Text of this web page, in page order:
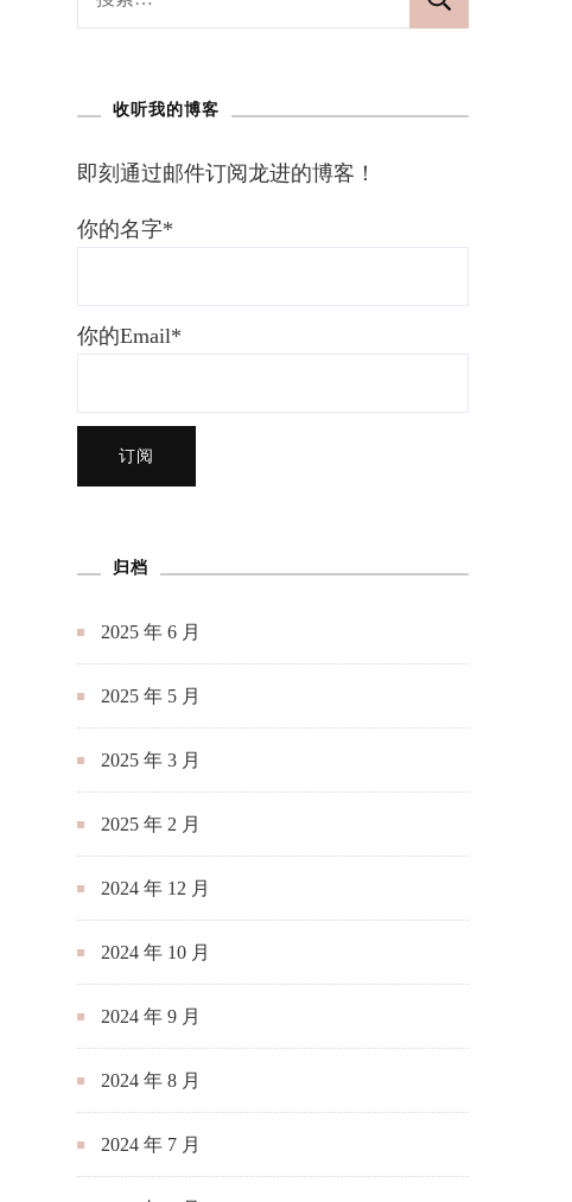
收听我的博客
即刻通过邮件订阅龙进的博客！
你的名字*
你的Email*
归档
2025 年 6 月
2025 年 5 月
2025 年 3 月
2025 年 2 月
2024 年 12 月
2024 年 10 月
2024 年 9 月
2024 年 8 月
2024 年 7 月